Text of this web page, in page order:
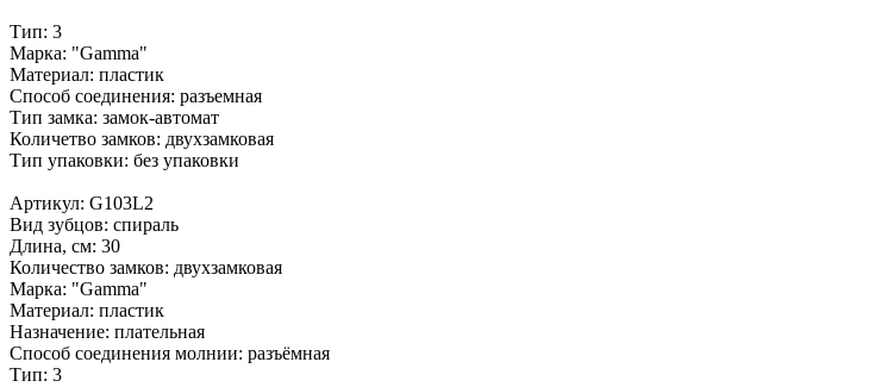
Тип: 3
Марка: "Gamma"
Материал: пластик
Способ соединения: разъемная
Тип замка: замок-автомат
Количетво замков: двухзамковая
Тип упаковки: без упаковки
Артикул: G103L2
Вид зубцов: спираль
Длина, см: 30
Количество замков: двухзамковая
Марка: "Gamma"
Материал: пластик
Назначение: плательная
Способ соединения молнии: разъёмная
Тип: 3